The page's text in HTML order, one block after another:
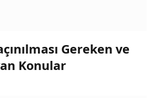
Gereken ve
Konular